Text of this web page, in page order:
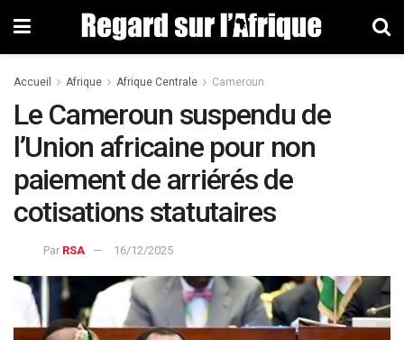
Accueil Afrique Afrique Centrale Cameroun
Le Cameroun suspendu de
l’Union africaine pour non
paiement de arriérés de
cotisations statutaires
Par RSA 16/12/2025